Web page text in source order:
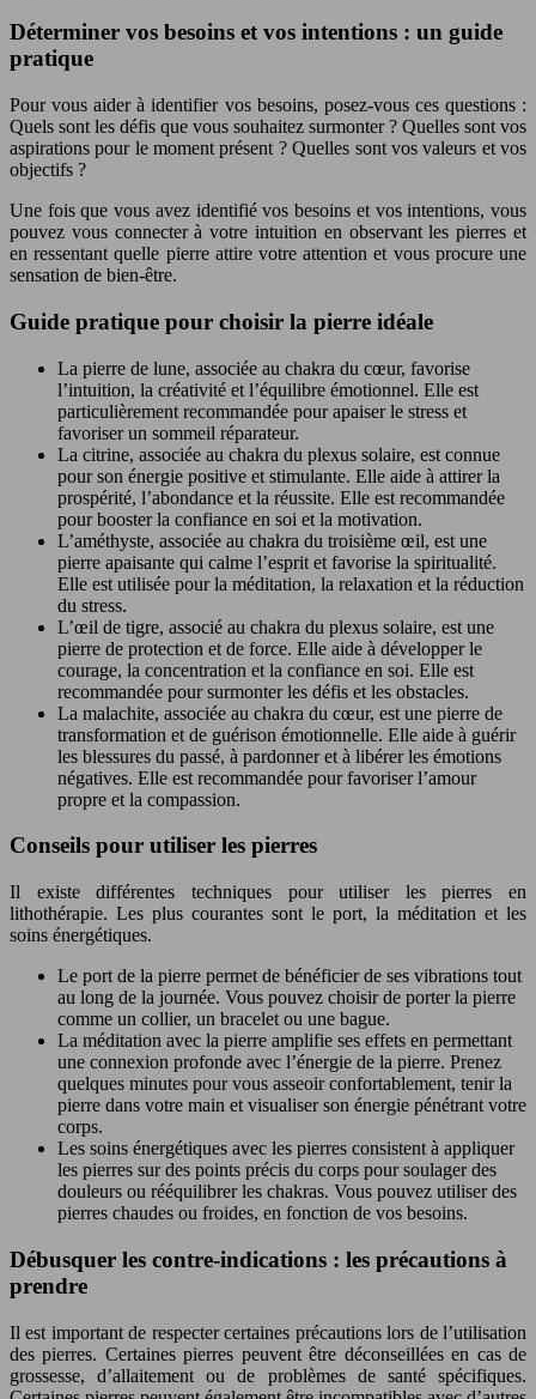
Déterminer vos besoins et vos intentions : un guide
pratique
Pour vous aider à identifier vos besoins, posez-vous ces questions :
Quels sont les défis que vous souhaitez surmonter ? Quelles sont vos
aspirations pour le moment présent ? Quelles sont vos valeurs et vos
objectifs ?
Une fois que vous avez identifié vos besoins et vos intentions, vous
pouvez vous connecter à votre intuition en observant les pierres et
en ressentant quelle pierre attire votre attention et vous procure une
sensation de bien-être.
Guide pratique pour choisir la pierre idéale
La pierre de lune, associée au chakra du cœur, favorise
l’intuition, la créativité et l’équilibre émotionnel. Elle est
particulièrement recommandée pour apaiser le stress et
favoriser un sommeil réparateur.
La citrine, associée au chakra du plexus solaire, est connue
pour son énergie positive et stimulante. Elle aide à attirer la
prospérité, l’abondance et la réussite. Elle est recommandée
pour booster la confiance en soi et la motivation.
L’améthyste, associée au chakra du troisième œil, est une
pierre apaisante qui calme l’esprit et favorise la spiritualité.
Elle est utilisée pour la méditation, la relaxation et la réduction
du stress.
L’œil de tigre, associé au chakra du plexus solaire, est une
pierre de protection et de force. Elle aide à développer le
courage, la concentration et la confiance en soi. Elle est
recommandée pour surmonter les défis et les obstacles.
La malachite, associée au chakra du cœur, est une pierre de
transformation et de guérison émotionnelle. Elle aide à guérir
les blessures du passé, à pardonner et à libérer les émotions
négatives. Elle est recommandée pour favoriser l’amour
propre et la compassion.
Conseils pour utiliser les pierres
Il existe différentes techniques pour utiliser les pierres en
lithothérapie. Les plus courantes sont le port, la méditation et les
soins énergétiques.
Le port de la pierre permet de bénéficier de ses vibrations tout
au long de la journée. Vous pouvez choisir de porter la pierre
comme un collier, un bracelet ou une bague.
La méditation avec la pierre amplifie ses effets en permettant
une connexion profonde avec l’énergie de la pierre. Prenez
quelques minutes pour vous asseoir confortablement, tenir la
pierre dans votre main et visualiser son énergie pénétrant votre
corps.
Les soins énergétiques avec les pierres consistent à appliquer
les pierres sur des points précis du corps pour soulager des
douleurs ou rééquilibrer les chakras. Vous pouvez utiliser des
pierres chaudes ou froides, en fonction de vos besoins.
Débusquer les contre-indications : les précautions à
prendre
Il est important de respecter certaines précautions lors de l’utilisation
des pierres. Certaines pierres peuvent être déconseillées en cas de
grossesse, d’allaitement ou de problèmes de santé spécifiques.